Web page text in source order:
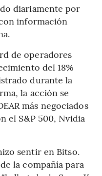
diariamente por
información
de operadores
del 18%
durante la
la acción se
más negociados
el S&P 500, Nvidia
sentir en Bitso.
la compañía para